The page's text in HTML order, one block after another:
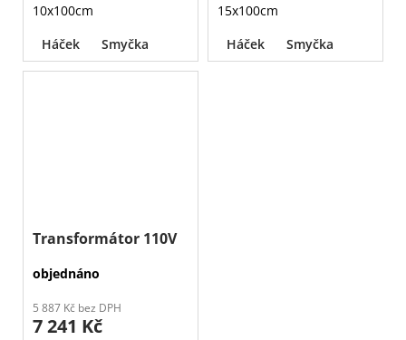
10x100cm
Háček
Smyčka
15x100cm
Háček
Smyčka
Transformátor 110V
objednáno
5 887 Kč bez DPH
7 241 Kč